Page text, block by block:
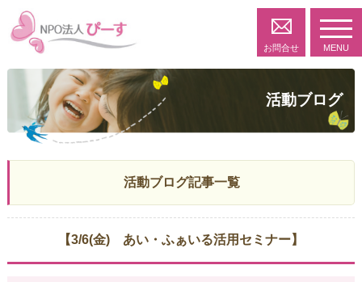
お問合せ MENU
活動ブログ
活動ブログ記事一覧
【3/6(金) あい・ふぁいる活用セミナー】